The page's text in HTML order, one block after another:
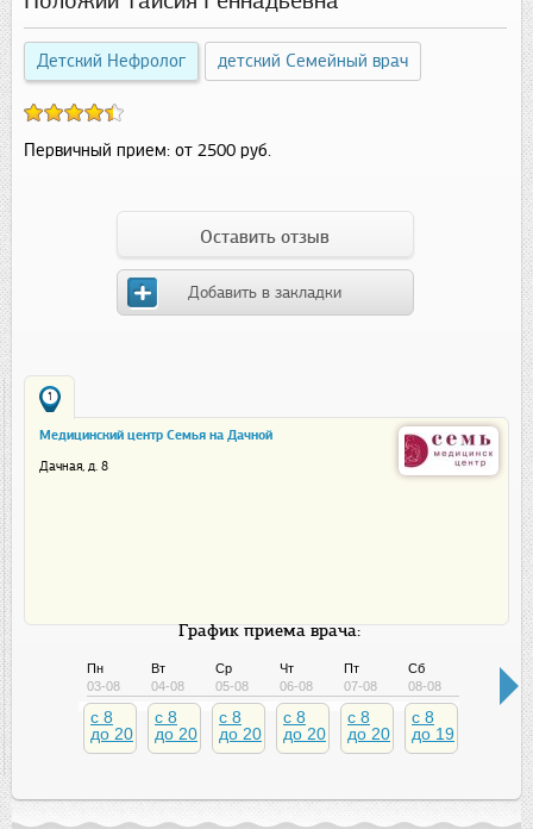
Детский Нефролог детский Семейный врач
Первичный прием: от 2500 руб.
Оставить отзыв
Добавить в закладки
1
Медицинский центр Семья на Дачной
Дачная, д. 8
График приема врача:
Пн
03-08
c 8
до 20
Вт
04-08
c 8
до 20
Ср
05-08
c 8
до 20
Чт
06-08
c 8
до 20
Пт
07-08
c 8
до 20
Сб
08-08
c 8
до 19